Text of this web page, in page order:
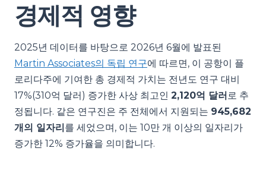
경제적 영향
2025년 데이터를 바탕으로 2026년 6월에 발표된
Martin Associates의 독립 연구에 따르면, 이 공항이 플
로리다주에 기여한 총 경제적 가치는 전년도 연구 대비
17%(310억 달러) 증가한 사상 최고인 2,120억 달러로 추
정됩니다. 같은 연구진은 주 전체에서 지원되는 945,682
개의 일자리를 세었으며, 이는 10만 개 이상의 일자리가
증가한 12% 증가율을 의미합니다.